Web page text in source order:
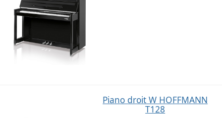
Piano droit W HOFFMANN
T128